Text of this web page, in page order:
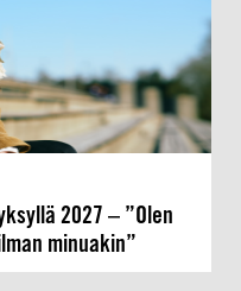
2027 – ”Olen
minuakin”